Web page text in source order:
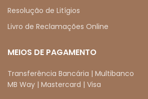
Resolução de Litígios
Livro de Reclamações Online
MEIOS DE PAGAMENTO
Transferência Bancária | Multibanco
MB Way | Mastercard | Visa